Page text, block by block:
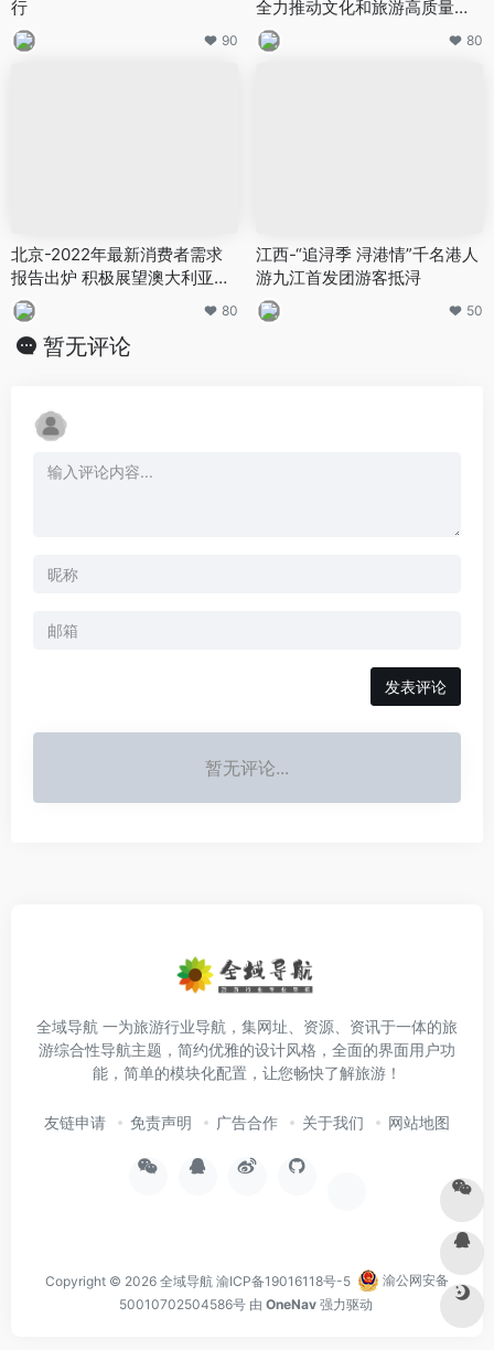
行
90
全力推动文化和旅游高质量发
展
80
北京-2022年最新消费者需求
报告出炉 积极展望澳大利亚商
务会奖旅游的未来
80
江西-“追浔季 浔港情”千名港人
游九江首发团游客抵浔
50
暂无评论
发表评论
暂无评论...
全域导航 一为旅游行业导航，集网址、资源、资讯于一体的旅
游综合性导航主题，简约优雅的设计风格，全面的界面用户功
能，简单的模块化配置，让您畅快了解旅游！
友链申请 免责声明 广告合作 关于我们 网站地图
Copyright © 2026 全域导航 渝ICP备19016118号-5
渝公网安备
50010702504586号由 OneNav 强力驱动